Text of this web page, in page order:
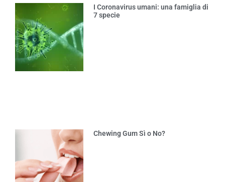
I Coronavirus umani: una famiglia di
7 specie
Chewing Gum Sì o No?